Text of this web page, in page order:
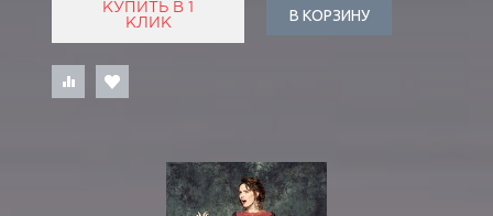
КУПИТЬ В 1
КЛИК
В КОРЗИНУ